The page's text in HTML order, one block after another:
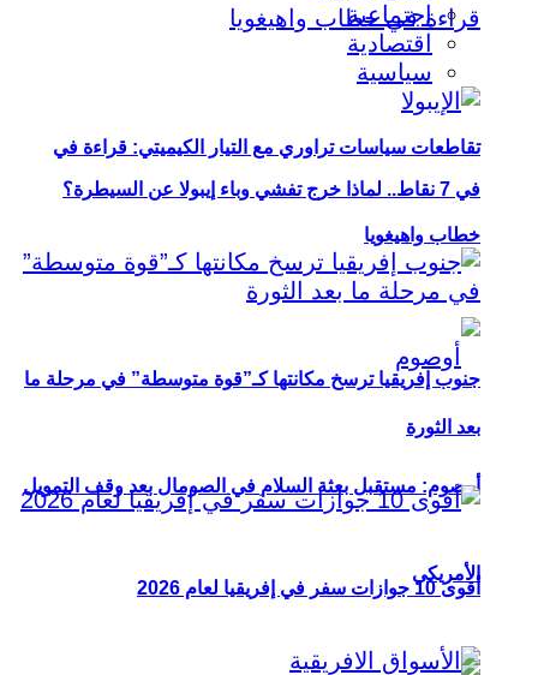
تقاطعات سياسات تراوري مع التيار الكيميتي: قراءة في
خطاب واهيغويا
أوصوم: مستقبل بعثة السلام في الصومال بعد وقف التمويل
الأمريكي
اجتماعية
اقتصادية
سياسية
في 7 نقاط.. لماذا خرج تفشي وباء إيبولا عن السيطرة؟
جنوب إفريقيا ترسخ مكانتها كـ”قوة متوسطة” في مرحلة ما
بعد الثورة
أقوى 10 جوازات سفر في إفريقيا لعام 2026